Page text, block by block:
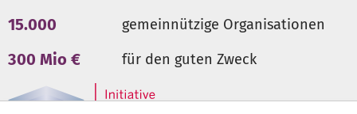
Gemeinde, Arbeitsstelle, Freundesgruppe etc. vorstellen,
Möglichkeit super gerne dabei! Kontaktiere uns einfach
15.000 gemeinnützige Organisationen
300 Mio € für den guten Zweck